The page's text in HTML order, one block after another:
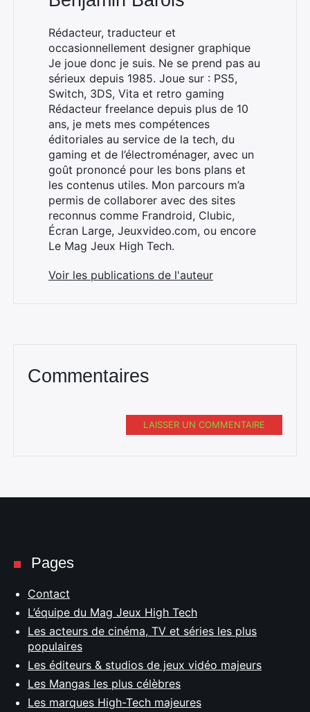
Rédacteur, traducteur et
occasionnellement designer graphique
Je joue donc je suis. Ne se prend pas au
sérieux depuis 1985. Joue sur : PS5,
Switch, 3DS, Vita et retro gaming
Rédacteur freelance depuis plus de 10
ans, je mets mes compétences
éditoriales au service de la tech, du
gaming et de l’électroménager, avec un
goût prononcé pour les bons plans et
les contenus utiles. Mon parcours m’a
permis de collaborer avec des sites
reconnus comme Frandroid, Clubic,
Écran Large, Jeuxvideo.com, ou encore
Le Mag Jeux High Tech.
Voir les publications de l'auteur
Commentaires
LAISSER UN COMMENTAIRE
Pages
Contact
L’équipe du Mag Jeux High Tech
Les acteurs de cinéma, TV et séries les plus
populaires
Les éditeurs & studios de jeux vidéo majeurs
Les Mangas les plus célèbres
Les marques High-Tech majeures